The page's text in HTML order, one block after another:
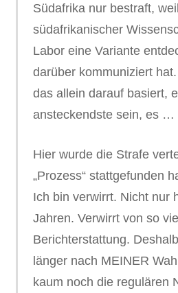
Südafrika nur bestraft,
südafrikanischer
Labor eine Variante
darüber kommuniziert
das allein darauf basiert,
ansteckendste sein, es
Hier wurde die Strafe
„Prozess“ stattgefunden
Ich bin verwirrt. Nicht nur
Jahren. Verwirrt von so
Berichterstattung.
länger nach MEINER
kaum noch die regulären